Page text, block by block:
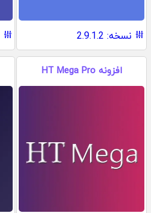
نسخه: 2.9.1.2
افزونه HT Mega Pro